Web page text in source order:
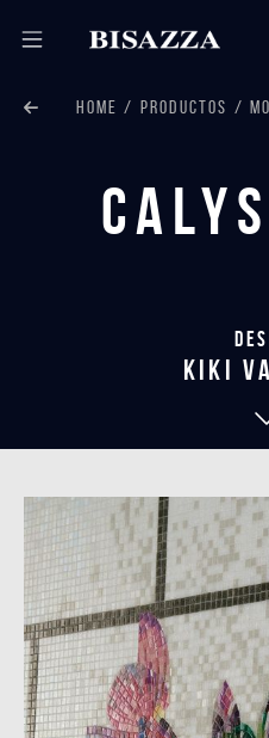
HOME PRODUCTOS
kiki